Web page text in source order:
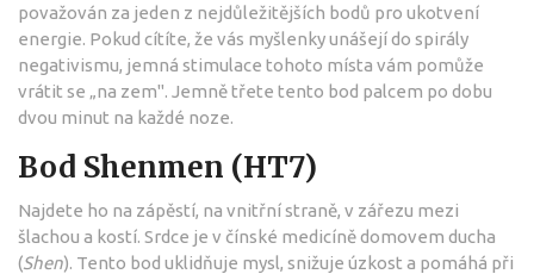
považován za jeden z nejdůležitějších bodů pro ukotvení
energie. Pokud cítíte, že vás myšlenky unášejí do spirály
negativismu, jemná stimulace tohoto místa vám pomůže
vrátit se „na zem". Jemně třete tento bod palcem po dobu
dvou minut na každé noze.
Bod Shenmen (HT7)
Najdete ho na zápěstí, na vnitřní straně, v zářezu mezi
šlachou a kostí. Srdce je v čínské medicíně domovem ducha
(Shen). Tento bod uklidňuje mysl, snižuje úzkost a pomáhá při